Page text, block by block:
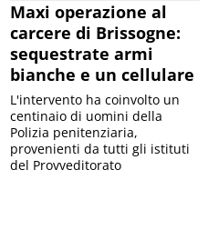
Maxi operazione al
carcere di Brissogne:
sequestrate armi
bianche e un cellulare
L'intervento ha coinvolto un
centinaio di uomini della
Polizia penitenziaria,
provenienti da tutti gli istituti
del Provveditorato